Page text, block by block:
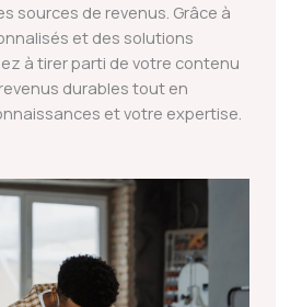
sources de revenus. Grâce à
et des solutions
à tirer parti de votre contenu
durables tout en
et votre expertise.